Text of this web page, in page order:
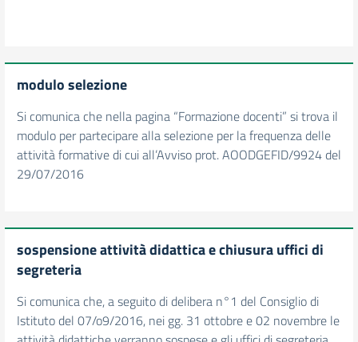
modulo selezione
Si comunica che nella pagina “Formazione docenti” si trova il
modulo per partecipare alla selezione per la frequenza delle
attività formative di cui all’Avviso prot. AOODGEFID/9924 del
29/07/2016
sospensione attività didattica e chiusura uffici di
segreteria
Si comunica che, a seguito di delibera n°1 del Consiglio di
Istituto del 07/o9/2016, nei gg. 31 ottobre e 02 novembre le